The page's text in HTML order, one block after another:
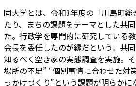
同大学とは、令和3年度の「川島町
たり、まちの課題をテーマとした共
た。行政学を専門的に研究している
会長を委任したのが縁だという。共
知るべく空き家の実態調査を実施。
場所の不足” “個別事情に合わせた対
っかけづくり”という課題が明らか